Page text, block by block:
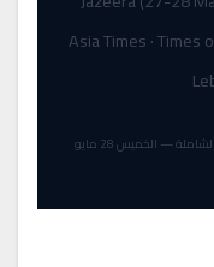
Asia Times · Times
© 2026 شبكة المدار الإعلامية الأوروبية — النشرة الشاملة — الخميس 28 مايو